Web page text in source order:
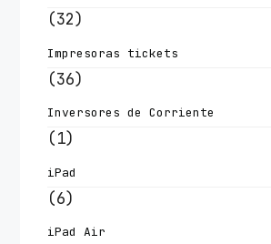
(32)
Impresoras tickets
(36)
Inversores de Corriente
(1)
iPad
(6)
iPad Air